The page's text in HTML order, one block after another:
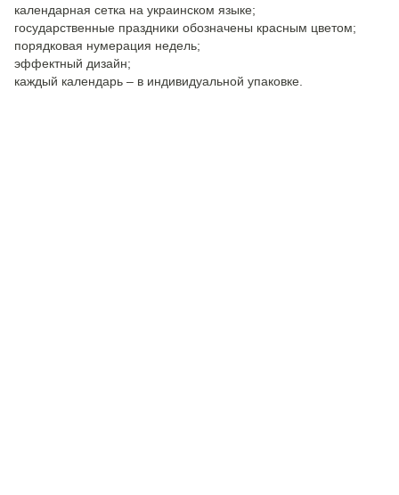
календарная сетка на украинском языке;
государственные праздники обозначены красным цветом;
порядковая нумерация недель;
эффектный дизайн;
каждый календарь – в индивидуальной упаковке.